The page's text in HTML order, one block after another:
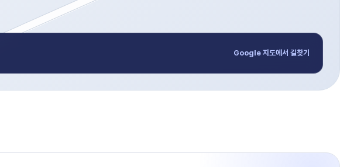
Google 지도에서 길찾기